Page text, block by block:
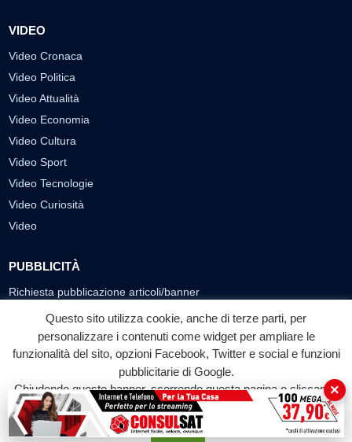
VIDEO
Video Cronaca
Video Politica
Video Attualità
Video Economia
Video Cultura
Video Sport
Video Tecnologie
Video Curiosità
Video
PUBBLICITÀ
Richiesta pubblicazione articoli/banner
SEGUICI SUI SOCIAL
f
Facebook
◎ ▶
YouTube
© 2026 LABTV - Tutti i diritti riservati
Questo sito utilizza cookie, anche di terze parti, per
personalizzare i contenuti come widget per ampliare le
funzionalità del sito, opzioni Facebook, Twitter e social e funzioni
pubblicitarie di Google.
Chiudendo questo banner, scorrendo questa pagina o cliccando
su qualunque suo elemento acconsenti all'uso dei cookie.
Accetta
×